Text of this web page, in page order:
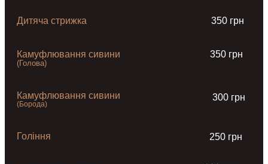
Дитяча стрижка 350 грн
Камуфлювання сивини
(Голова)
350 грн
Камуфлювання сивини
(Борода)
300 грн
Гоління 250 грн